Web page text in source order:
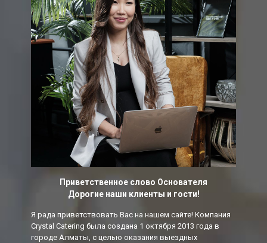
Приветственное слово Основателя
Дорогие наши клиенты и гости!
Я рада приветствовать Вас на нашем сайте! Компания
Crystal Catering была создана 1 октября 2013 года в
городе Алматы, с целью оказания выездных